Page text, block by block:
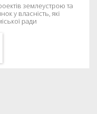
землеустрою та
у власність, які
ради